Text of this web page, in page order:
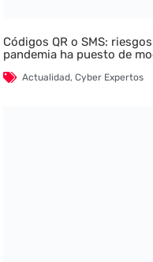
Códigos QR o SMS:
pandemia ha puesto de
Actualidad,Cyber Expertos